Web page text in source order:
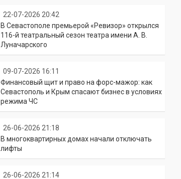
22-07-2026 20:42
В Севастополе премьерой «Ревизор» открылся
116-й театральный сезон театра имени А. В.
Луначарского
09-07-2026 16:11
Финансовый щит и право на форс-мажор: как
Севастополь и Крым спасают бизнес в условиях
режима ЧС
26-06-2026 21:18
В многоквартирных домах начали отключать
лифты
26-06-2026 21:14